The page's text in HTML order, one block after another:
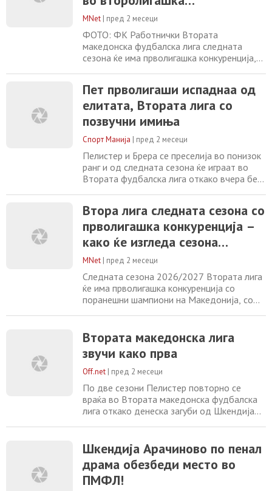
Првата лига за следната сезона
2026/2027, а ќе настапуваат шампионот
конкуренција следната сезона
MNet | пред 2 месеци
ФОТО: ФК Работнички Втората
македонска фудбалска лига следната
сезона ќе има прволигашка конкуренција,
најсилната сезона во второлигашката
конкуренција. Поранешни шампиони, екипи
кои играле во европските квалификации,
екипи кои го освојувале Купот на
Македонија од следната
Пет прволигаши испаднаа од
елитата, Втората лига со
позвучни имиња
Спорт Манија | пред 2 месеци
Пелистер и Брера се преселија во понизок
ранг и од следната сезона ќе играат во
Втората фудбалска лига откако вчера беа
Арачиново и од ФК Скопје. Пелистер
загуби по голема драма на пенали (4-3) во
Кавадарци, а Брера беше поразена со 0-1
на мечот во Битола. Ова е само потврда
дека
Втора лига следната сезона со
прволигашка конкуренција –
како ќе изгледа сезона
2026/2027
MNet | пред 2 месеци
Следната сезона 2026/2027 Втората лига
ќе има прволигашка конкуренција со
поранешни шампиони на Македонија, со
европските квалификации. Можеби
најсилната конкуренција во Втора лига
воопшто досега, што ќе биде вистинска
борба за влез во елитата, но уште поголем
Втората македонска лига
звучи како прва
Off.net | пред 2 месеци
По две сезони Пелистер повторно се
враќа во Втората македонска фудбалска
лига откако денеска загуби од Шкендија
Работнички, Македонија Ѓорче Петров и
Брера, на кои им се приклучија Пелистер и
Брера. Таму ги чекаат уште други пет
поранешни прволигаши: Беласица, Охрид,
Шкендија Арачиново по пенал
драма обезбеди место во
ПМФЛ!